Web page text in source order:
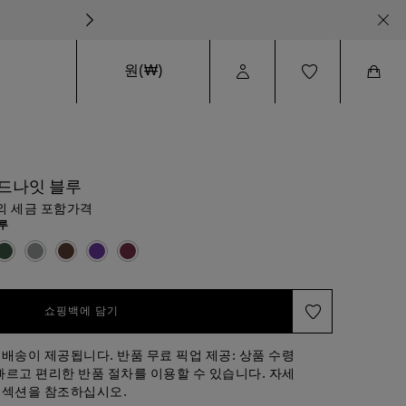
원(₩)
Profile
나잇 블루
세금 포함가격
쇼핑백에 담기
송이 제공됩니다. 반품 무료 픽업 제공: 상품 수령
고 편리한 반품 절차를 이용할 수 있습니다. 자세
션을 참조하십시오.